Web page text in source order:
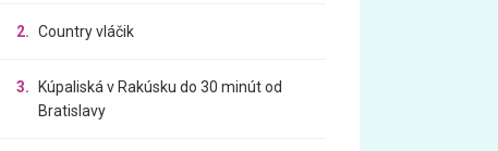
2. Country vláčik
3.
Kúpaliská v Rakúsku do 30 minút od
Bratislavy